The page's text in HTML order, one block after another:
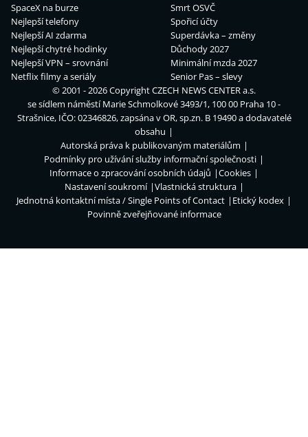
SpaceX na burze
Nejlepší telefony
Nejlepší AI zdarma
Nejlepší chytré hodinky
Nejlepší VPN – srovnání
Netflix filmy a seriály
Smrt OSVČ
Spořicí účty
Superdávka – změny
Důchody 2027
Minimální mzda 2027
Senior Pas – slevy
© 2001 - 2026 CopyrightCZECH NEWS CENTER a.s.
se sídlem náměstí Marie Schmolkové 3493/1, 100 00 Praha 10 -
Strašnice, IČO: 02346826, zapsána v OR, sp.zn. B 19490 a dodavatelé
obsahu
Autorská práva k publikovaným materiálům
Podmínky pro užívání služby informační společnosti
Informace o zpracování osobních údajů
Cookies
Nastavení soukromí
Vlastnická struktura
Jednotná kontaktní místa / Single Points of Contact
Etický kodex
Povinně zveřejňované informace